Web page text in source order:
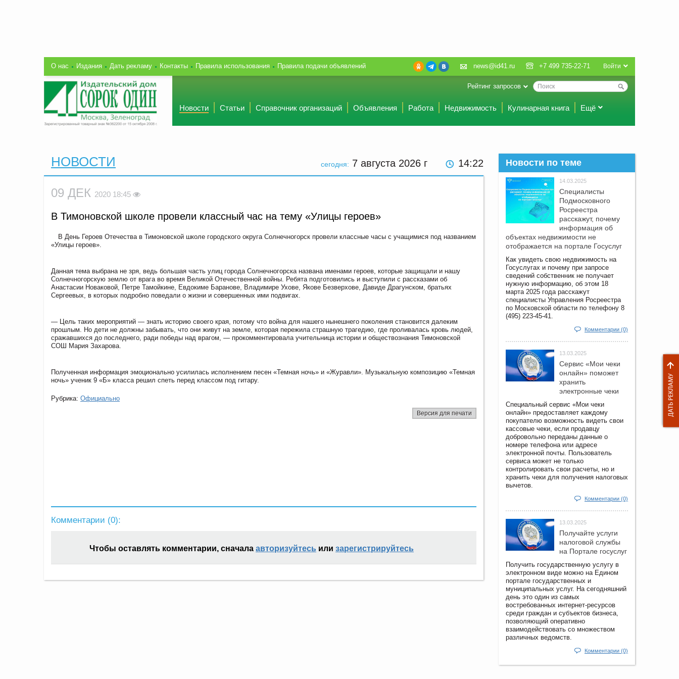
О нас Издания Дать рекламу Контакты Правила использования Правила подачи объявлений Войти
news@id41.ru +7 499 735-22-71
Рейтинг запросов
Новости Статьи Справочник организаций Объявления Работа Недвижимость Кулинарная книга Ещё
сегодня: 7 августа 2026 г 14 22
НОВОСТИ
09 ДЕК 2020 18:45
В Тимоновской школе провели классный час на тему «Улицы героев»
В День Героев Отечества в Тимоновской школе городского округа Солнечногорск провели классные часы с учащимися под названием
«Улицы героев».
Данная тема выбрана не зря, ведь большая часть улиц города Солнечногорска названа именами героев, которые защищали и нашу
Солнечногорскую землю от врага во время Великой Отечественной войны. Ребята подготовились и выступили с рассказами об
Анастасии Новаковой, Петре Тамойкине, Евдокиме Баранове, Владимире Ухове, Якове Безверхове, Давиде Драгунском, братьях
Сергеевых, в которых подробно поведали о жизни и совершенных ими подвигах.
— Цель таких мероприятий — знать историю своего края, потому что война для нашего нынешнего поколения становится далеким
прошлым. Но дети не должны забывать, что они живут на земле, которая пережила страшную трагедию, где проливалась кровь людей,
сражавшихся до последнего, ради победы над врагом, — прокомментировала учительница истории и обществознания Тимоновской
СОШ Мария Захарова.
Полученная информация эмоционально усилилась исполнением песен «Темная ночь» и «Журавли». Музыкальную композицию «Темная
ночь» ученик 9 «Б» класса решил спеть перед классом под гитару.
Рубрика: Официально
Версия для печати
Комментарии (0):
Чтобы оставлять комментарии, сначала авторизуйтесь или зарегистрируйтесь
Новости по теме
14.03.2025
Специалисты
Подмосковного
Росреестра
расскажут, почему
информация об
объектах недвижимости не
отображается на портале Госуслуг
Как увидеть свою недвижимость на
Госуслугах и почему при запросе
сведений собственник не получает
нужную информацию, об этом 18
марта 2025 года расскажут
специалисты Управления Росреестра
по Московской области по телефону 8
(495) 223-45-41.
Комментарии (0)
13.03.2025
Сервис «Мои чеки
онлайн» поможет
хранить
электронные чеки
Специальный сервис «Мои чеки
онлайн» предоставляет каждому
покупателю возможность видеть свои
кассовые чеки, если продавцу
добровольно переданы данные о
номере телефона или адресе
электронной почты. Пользователь
сервиса может не только
контролировать свои расчеты, но и
хранить чеки для получения налоговых
вычетов.
Комментарии (0)
13.03.2025
Получайте услуги
налоговой службы
на Портале госyслуг
Получить государственную услугу в
электронном виде можно на Едином
портале государственных и
муниципальных услуг. На сегодняшний
день это один из самых
востребованных интернет-ресурсов
среди граждан и субъектов бизнеса,
позволяющий оперативно
взаимодействовать со множеством
различных ведомств.
Комментарии (0)